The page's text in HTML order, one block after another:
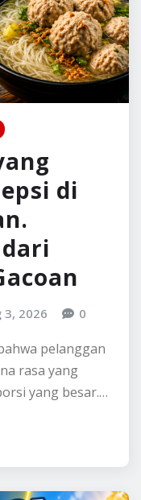
di
3, 2026 0
pelanggan
rasa yang
yang besar.…